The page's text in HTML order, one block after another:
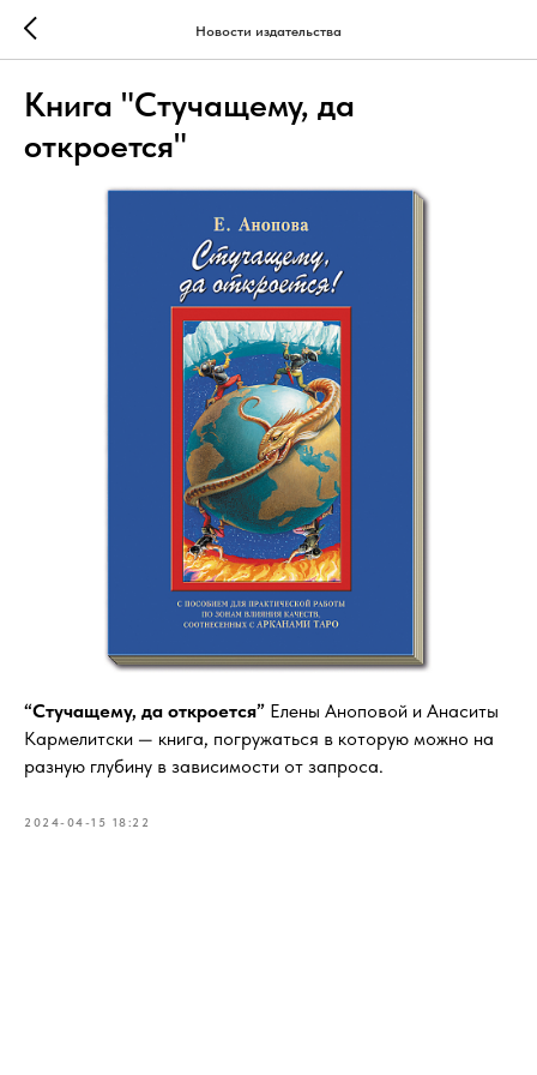
Новости издательства
Книга "Стучащему, да
откроется"
“Стучащему, да откроется” Елены Аноповой и Анаситы
Кармелитски — книга, погружаться в которую можно на
разную глубину в зависимости от запроса.
2024-04-15 18:22